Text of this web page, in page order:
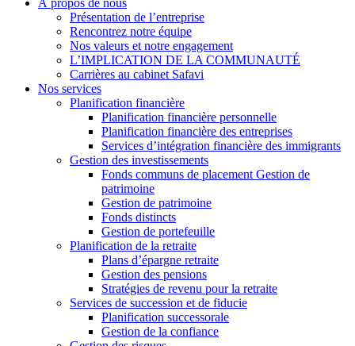
Présentation de l’entreprise
Rencontrez notre équipe
Nos valeurs et notre engagement
L’IMPLICATION DE LA COMMUNAUTÉ
Carrières au cabinet Safavi
Nos services
Planification financière
Planification financière personnelle
Planification financière des entreprises
Services d’intégration financière des immigrants
Gestion des investissements
Fonds communs de placement Gestion de
patrimoine
Gestion de patrimoine
Fonds distincts
Gestion de portefeuille
Planification de la retraite
Plans d’épargne retraite
Gestion des pensions
Stratégies de revenu pour la retraite
Services de succession et de fiducie
Planification successorale
Gestion de la confiance